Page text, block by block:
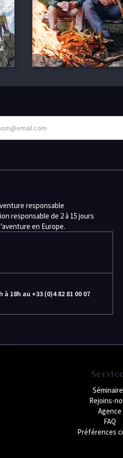
responsable
responsable de 2 à 15 jours
en Europe.
18h au +33 (0)4 82 81 00 07
Rejoins-
Agence
FAQ
Préférences